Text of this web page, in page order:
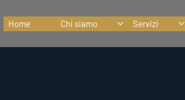
Home Chi siamo Servizi